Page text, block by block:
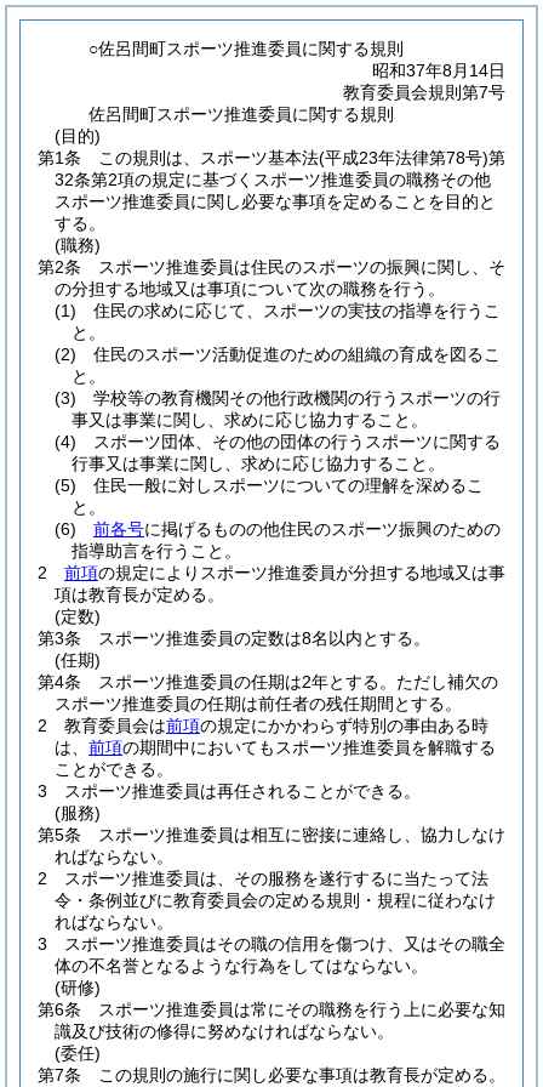
○佐呂間町スポーツ推進委員に関する規則
昭和37年8月14日
教育委員会規則第7号
佐呂間町スポーツ推進委員に関する規則
(目的)
第1条
この規則は、スポーツ基本法(平成23年法律第78号)第
32条第2項の規定に基づくスポーツ推進委員の職務その他
スポーツ推進委員に関し必要な事項を定めることを目的と
する。
(職務)
第2条
スポーツ推進委員は住民のスポーツの振興に関し、そ
の分担する地域又は事項について次の職務を行う。
(1)
住民の求めに応じて、スポーツの実技の指導を行うこ
と。
(2)
住民のスポーツ活動促進のための組織の育成を図るこ
と。
(3)
学校等の教育機関その他行政機関の行うスポーツの行
事又は事業に関し、求めに応じ協力すること。
(4)
スポーツ団体、その他の団体の行うスポーツに関する
行事又は事業に関し、求めに応じ協力すること。
(5)
住民一般に対しスポーツについての理解を深めるこ
と。
(6)
前各号に掲げるものの他住民のスポーツ振興のための
指導助言を行うこと。
2
前項の規定によりスポーツ推進委員が分担する地域又は事
項は教育長が定める。
(定数)
第3条
スポーツ推進委員の定数は8名以内とする。
(任期)
第4条
スポーツ推進委員の任期は2年とする。 ただし補欠の
スポーツ推進委員の任期は前任者の残任期間とする。
2
教育委員会は前項の規定にかかわらず特別の事由ある時
は、 前項の期間中においてもスポーツ推進委員を解職する
ことができる。
3
スポーツ推進委員は再任されることができる。
(服務)
第5条
スポーツ推進委員は相互に密接に連絡し、協力しなけ
ればならない。
2
スポーツ推進委員は、その服務を遂行するに当たって法
令・条例並びに教育委員会の定める規則・規程に従わなけ
ればならない。
3
スポーツ推進委員はその職の信用を傷つけ、又はその職全
体の不名誉となるような行為をしてはならない。
(研修)
第6条
スポーツ推進委員は常にその職務を行う上に必要な知
識及び技術の修得に努めなければならない。
(委任)
第7条
この規則の施行に関し必要な事項は教育長が定める。